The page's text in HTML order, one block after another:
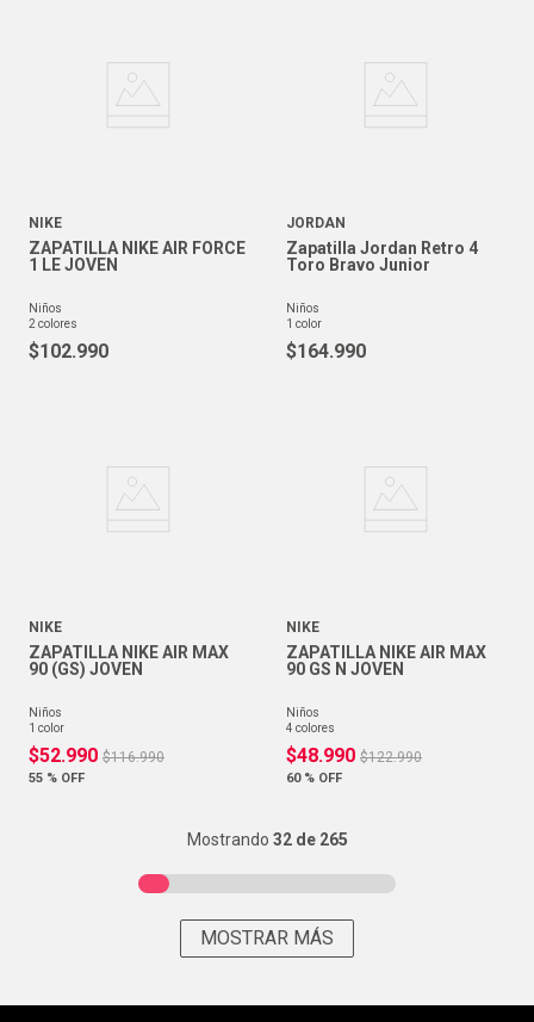
NIKE
ZAPATILLA NIKE AIR FORCE
1 LE JOVEN
niños
2 colores
$102.990
JORDAN
Zapatilla Jordan Retro 4
Toro Bravo Junior
niños
1 color
$164.990
NIKE
ZAPATILLA NIKE AIR MAX
90 (GS) JOVEN
niños
1 color
$52.990 $116.990
55 % OFF
NIKE
ZAPATILLA NIKE AIR MAX
90 GS N JOVEN
niños
4 colores
$48.990 $122.990
60 % OFF
Mostrando 32 de 265
MOSTRAR MÁS